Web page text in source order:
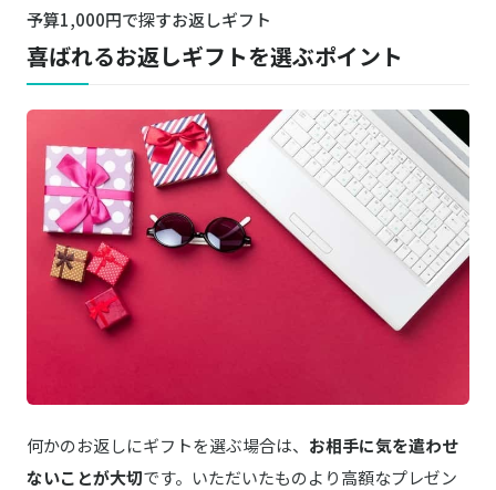
Komons／コモンズ
Free as a Bird 商品詳細はこちら
10MINUTES AROMA 楽天はこちら
天衣無縫
イニシャルミニタオル ケース入り 商品詳細はこちら
パズルカード ウォーホル Soup Can 商品詳細はこちら
レザーケア トライアルセット 商品詳細はこちら
予算1,000円で探すお返しギフト
喜ばれるお返しギフトを選ぶポイント
何かのお返しにギフトを選ぶ場合は、 お相手に気を遣わせ
ないことが大切です。いただいたものより高額なプレゼン